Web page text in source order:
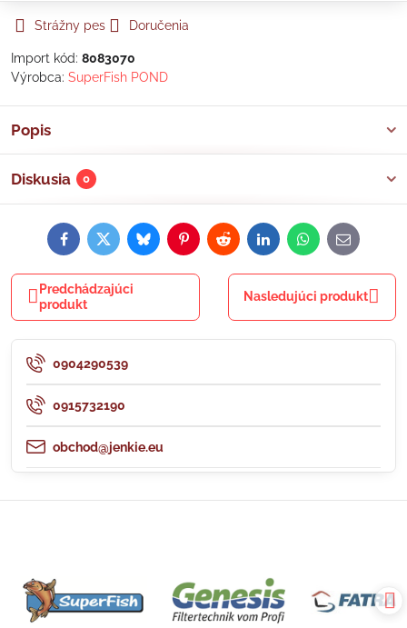
Strážny pes Doručenia
Import kód: 8083070
Výrobca: SuperFish POND
Popis
Diskusia 0
FacebookTwitterBlueskyPinterestRedditLinkedInWhatsApp
E-
mail
Predchádzajúci
produkt
Nasledujúci produkt
0904290539
0915732190
obchod@jenkie.eu